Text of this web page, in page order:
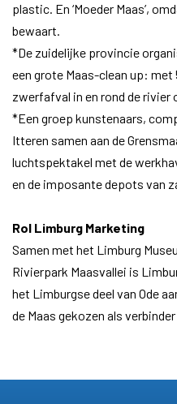
plastic. En ‘Moeder Maas’,
bewaart.
*De zuidelijke provincie
een grote Maas-clean up:
zwerfafval in en rond de rivier
*Een groep kunstenaars,
Itteren samen aan de
luchtspektakel met de
en de imposante depots van
Rol Limburg Marketing
Samen met het Limburg
Rivierpark Maasvallei is
het Limburgse deel van Ode
de Maas gekozen als